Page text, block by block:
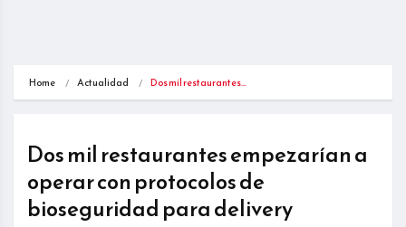
Home Actualidad Dos mil restaurantes…
Dos mil restaurantes empezarían a
operar con protocolos de
bioseguridad para delivery